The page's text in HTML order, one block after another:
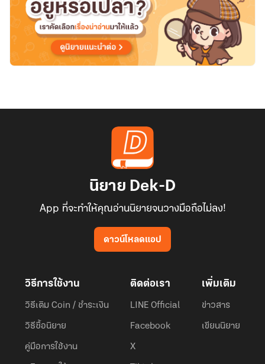
นิยาย Dek-D
App ที่จะทำให้คุณอ่านนิยายจนวางมือถือไม่ลง!
ดาวน์โหลดแอป
วิธีการใช้งาน
วิธีเติม Coin / ชำระเงิน
วิธีซื้อนิยาย
คู่มือการใช้งาน
ติดต่อเรา
LINE Official
Facebook
X
เพิ่มเติม
ข่าวสาร
เขียนนิยาย